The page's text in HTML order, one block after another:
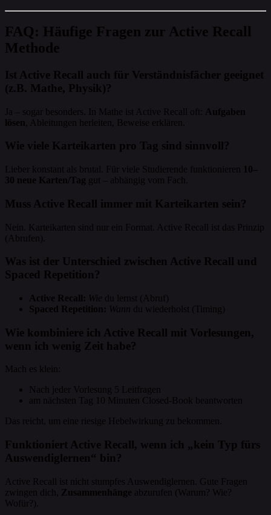
FAQ: Häufige Fragen zur Active Recall
Methode
Ist Active Recall auch für Verständnisfächer geeignet
(z.B. Mathe, Physik)?
Ja – sogar besonders. In Mathe ist Active Recall oft:
Aufgaben
lösen , Ableitungen herleiten, Beweise erklären.
Wie viele Karteikarten pro Tag sind sinnvoll?
Lieber konstant als brutal. Für viele Studierende funktionieren 10–
30 neue Karten/Tag gut – abhängig vom Fach.
Muss Active Recall immer mit Karteikarten sein?
Nein. Karteikarten sind nur ein Format. Active Recall ist das Prinzip
(Abrufen).
Was ist der Unterschied zwischen Active Recall und
Spaced Repetition?
Active Recall: Wie du lernst (Abruf)
Spaced Repetition: Wann du wiederholst (Timing)
Wie kombiniere ich Active Recall mit Vorlesungen,
wenn ich wenig Zeit habe?
Mach es klein:
Nach jeder Vorlesung 5 Leitfragen
am nächsten Tag 10 Minuten Closed-Book beantworten
Das reicht, um eine riesige Hebelwirkung zu bekommen.
Funktioniert Active Recall, wenn ich „kein Typ fürs
Auswendiglernen“ bin?
Active Recall ist nicht stumpfes Auswendiglernen. Gute Fragen
zwingen dich,
Zusammenhänge abzurufen (Warum? Wie?
Wofür?).